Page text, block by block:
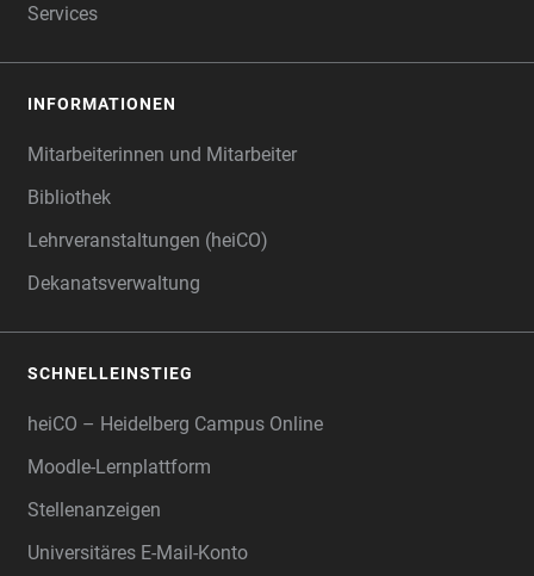
Services
INFORMATIONEN
Mitarbeiterinnen und Mitarbeiter
Bibliothek
Lehrveranstaltungen (heiCO)
Dekanatsverwaltung
SCHNELLEINSTIEG
heiCO – Heidelberg Campus Online
Moodle-Lernplattform
Stellenanzeigen
Universitäres E-Mail-Konto